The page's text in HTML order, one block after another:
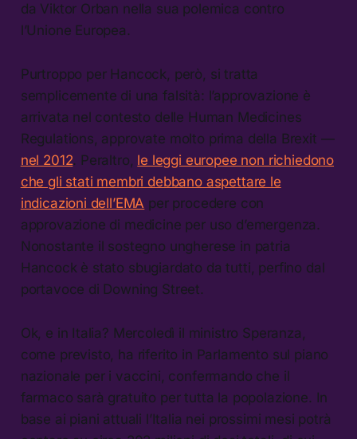
da Viktor Orban nella sua polemica contro
l’Unione Europea.
Purtroppo per Hancock, però, si tratta
semplicemente di una falsità: l’approvazione è
arrivata nel contesto delle Human Medicines
Regulations, approvate molto prima della Brexit —
nel 2012. Peraltro, le leggi europee non richiedono
che gli stati membri debbano aspettare le
indicazioni dell’EMA per procedere con
approvazione di medicine per uso d’emergenza.
Nonostante il sostegno ungherese in patria
Hancock è stato sbugiardato da tutti, perfino dal
portavoce di Downing Street.
Ok, e in Italia? Mercoledì il ministro Speranza,
come previsto, ha riferito in Parlamento sul piano
nazionale per i vaccini, confermando che il
farmaco sarà gratuito per tutta la popolazione. In
base ai piani attuali l’Italia nei prossimi mesi potrà